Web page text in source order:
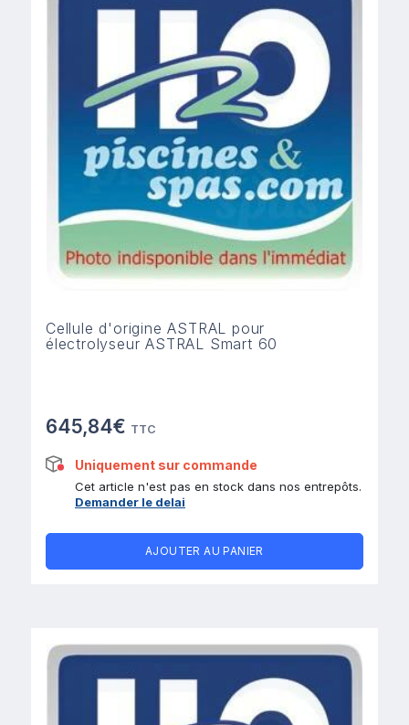
Cellule d'origine ASTRAL pour
électrolyseur ASTRAL Smart 60
645,84€ TTC
Uniquement sur commande
Cet article n'est pas en stock dans nos entrepôts.
Demander le delai
AJOUTER AU PANIER